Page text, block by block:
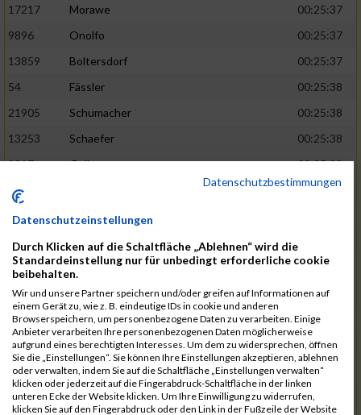
17217
Morawe
00:25:37
9896
Onolfo
00:25:37
13859
Boltersdorf
00:25:37
54
Fässler
00:25:38
21905
Schumacher
00:25:38
13253
Schaefer
00:25:38
2317
Golbar
00:25:38
5561
00:25:38
12006
Laudien
9273
Nicotra
7717
Lades
00:25:38
15581
Adamczak
00:25:38
3162
Heilig
00:25:39
3107
Schork
00:25:40
5888
Regneri
00:25:41
8971
Bien 00:25:42
Datenschutzbestimmungen
Datenschutzeinstellungen
Durch Klicken auf die Schaltfläche „Ablehnen“ wird die
Standardeinstellung nur für unbedingt erforderliche cookie
beibehalten.
Wir und unsere Partner speichern und/oder greifen auf Informationen auf
einem Gerät zu, wie z. B. eindeutige IDs in cookie und anderen
Browserspeichern, um personenbezogene Daten zu verarbeiten. Einige
Anbieter verarbeiten Ihre personenbezogenen Daten möglicherweise
aufgrund eines berechtigten Interesses. Um dem zu widersprechen, öffnen
Sie die „Einstellungen“. Sie können Ihre Einstellungen akzeptieren, ablehnen
oder verwalten, indem Sie auf die Schaltfläche „Einstellungen verwalten“
klicken oder jederzeit auf die Fingerabdruck-Schaltfläche in der linken
unteren Ecke der Website klicken. Um Ihre Einwilligung zu widerrufen,
klicken Sie auf den Fingerabdruck oder den Link in der Fußzeile der Website